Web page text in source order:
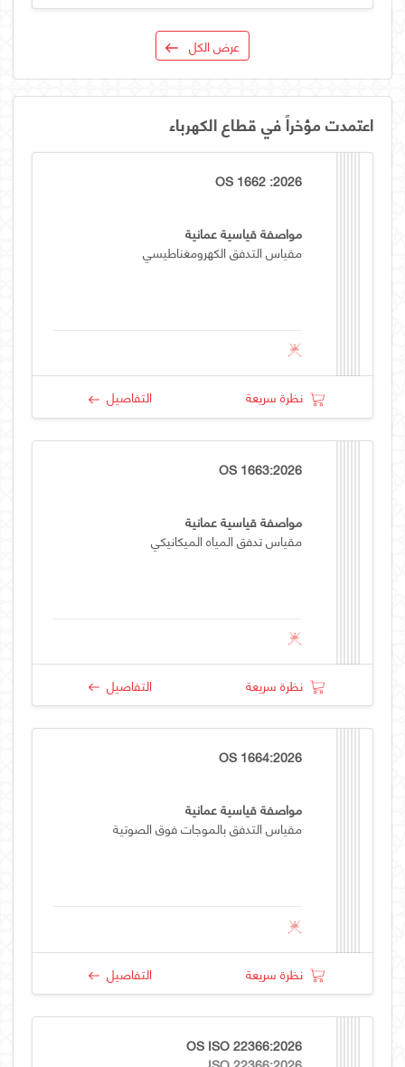
عرض الكل
اعتمدت مؤخراً في قطاع الكهرباء
OS 1662 :2026
مواصفة قياسية عمانية
مقياس التدفق الكهرومغناطيسي
نظرة سريعة التفاصيل
OS 1663:2026
مواصفة قياسية عمانية
مقياس تدفق المياه الميكانيكي
نظرة سريعة التفاصيل
OS 1664:2026
مواصفة قياسية عمانية
مقياس التدفق بالموجات فوق الصوتية
نظرة سريعة التفاصيل
OS ISO 22366:2026